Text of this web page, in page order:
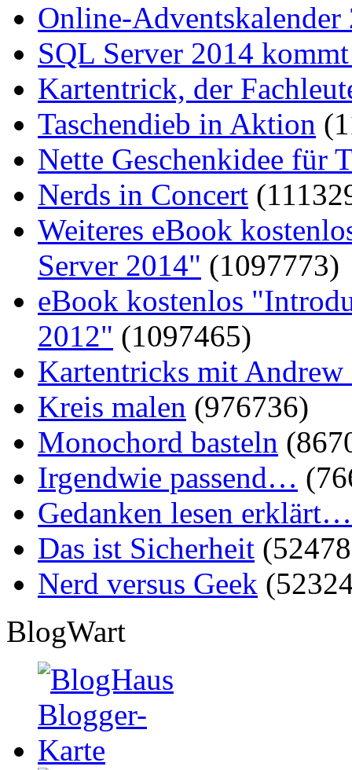
Online-Adventskalender
SQL Server 2014
Kartentrick, der
Taschendieb in Aktion
Nette Geschenkidee für
Nerds in Concert
Weiteres eBook
Server 2014" (1097773)
eBook kostenlos
2012" (1097465)
Kartentricks mit
Kreis malen (976736)
Monochord basteln
Irgendwie passend…
Gedanken lesen erklärt…
Das ist Sicherheit
Nerd versus Geek
BlogWart